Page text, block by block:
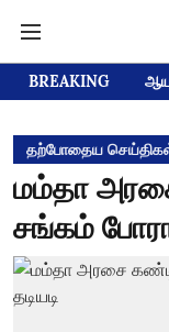
BREAKING
தற்போதைய
மம்தா
சங்கம்